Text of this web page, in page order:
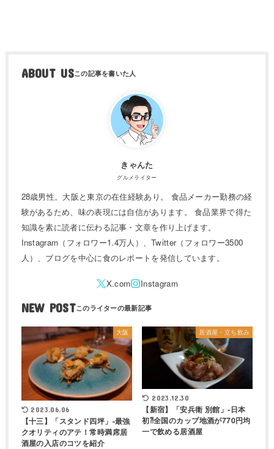
ABOUT US
きゃんた
グルメライター
28歳男性。大阪と東京の在住経験あり。 食品メーカー勤務の経
験があるため、味の表現には自信があります。 食品業界で得た
知識を素に読者に伝わる記事・文章を作り上げます。
Instagram（フォロワー1.4万人）、Twitter（フォロワー3500
人）、ブログを中心に食のレポートを発信しています。
NEW POST
大阪
2023.06.06
【十三】「スタンド四坪」-最強
クオリティのアテ！常時満席居
酒屋の入店のコツを紹介
居酒屋・立ち飲み
2023.12.30
【新宿】「安兵衛 別館」-日本
初⁈全国のカップ地酒が770円均
一で飲める居酒屋